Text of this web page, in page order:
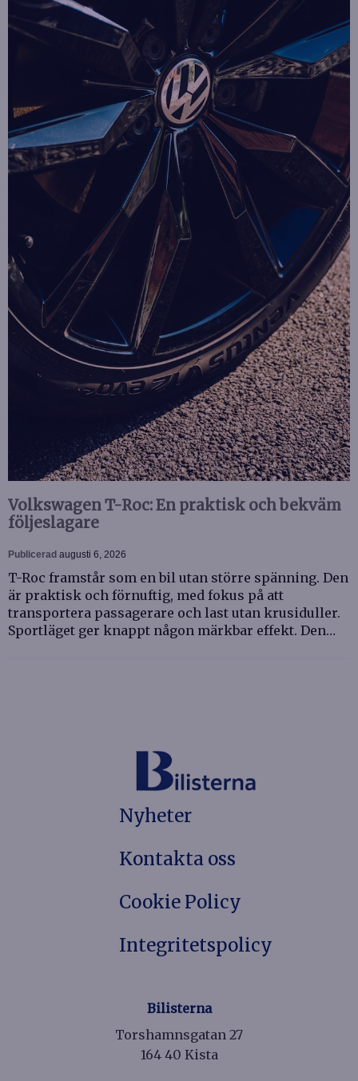
Volkswagen T-Roc: En praktisk och bekväm
följeslagare
Publicerad augusti 6, 2026
T-Roc framstår som en bil utan större spänning. Den
är praktisk och förnuftig, med fokus på att
transportera passagerare och last utan krusiduller.
Sportläget ger knappt någon märkbar effekt. Den…
Nyheter
Kontakta oss
Cookie Policy
Integritetspolicy
Bilisterna
Torshamnsgatan 27
164 40 Kista